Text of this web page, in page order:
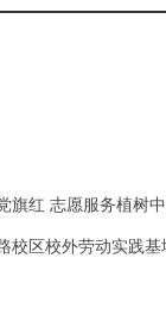
旗红 志愿服务植树中
校区校外劳动实践